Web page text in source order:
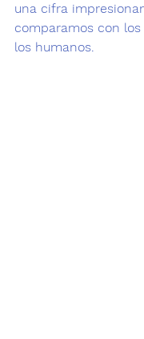
una cifra
comparamos con
los humanos.